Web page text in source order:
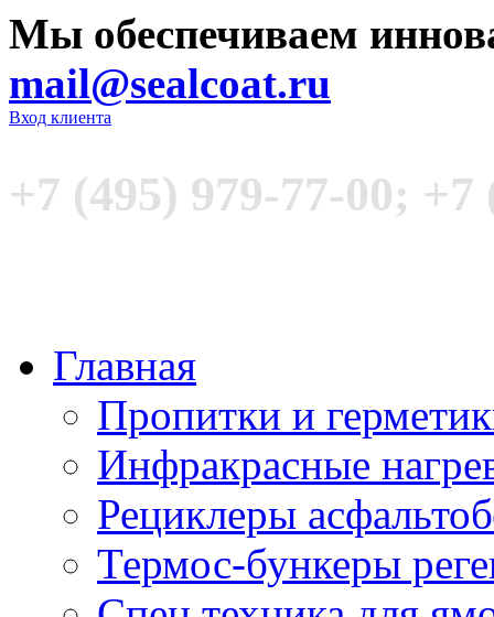
Мы обеспечиваем
mail@sealcoat.ru
Вход клиента
+7 (495) 979-77-00; +7
Главная
Пропитки и
Инфракрасные
Рециклеры
Термос-бункеры